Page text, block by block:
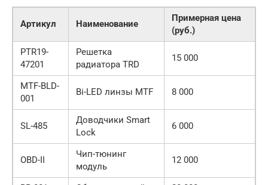
Артикул Наименование
Примерная цена
(руб.)
PTR19-
47201
Решетка
радиатора TRD
15 000
MTF-BLD-
001
Bi-LED линзы MTF 8 000
SL-485
Доводчики Smart
Lock
6 000
OBD-II
Чип-тюнинг
модуль
12 000